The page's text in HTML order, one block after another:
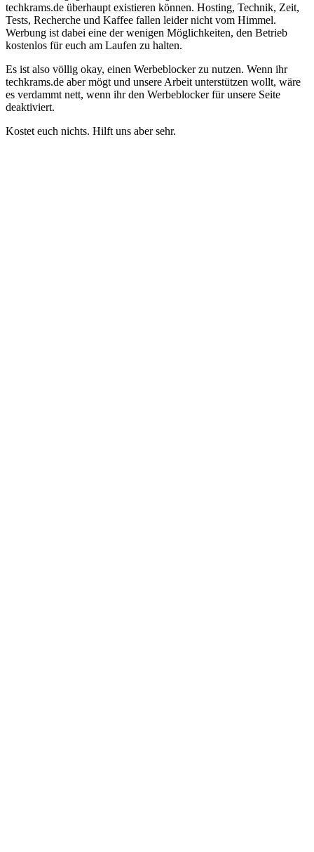
techkrams.de überhaupt existieren können. Hosting, Technik, Zeit,
Tests, Recherche und Kaffee fallen leider nicht vom Himmel.
Werbung ist dabei eine der wenigen Möglichkeiten, den Betrieb
kostenlos für euch am Laufen zu halten.
Es ist also völlig okay, einen Werbeblocker zu nutzen. Wenn ihr
techkrams.de aber mögt und unsere Arbeit unterstützen wollt, wäre
es verdammt nett, wenn ihr den Werbeblocker für unsere Seite
deaktiviert.
Kostet euch nichts. Hilft uns aber sehr.